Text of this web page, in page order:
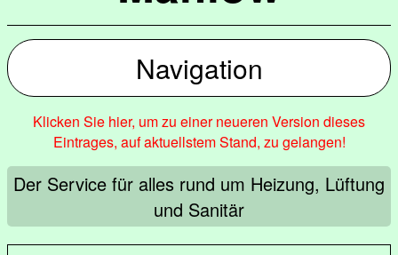
Navigation
Klicken Sie hier, um zu einer neueren Version dieses
Eintrages, auf aktuellstem Stand, zu gelangen!
Der Service für alles rund um Heizung, Lüftung
und Sanitär